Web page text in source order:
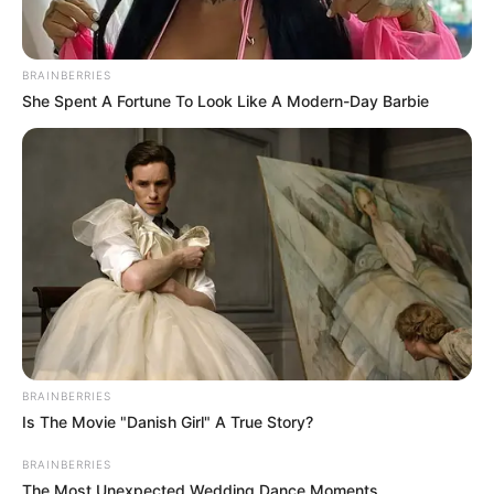
natural para apoyar la salud renal y promover la
desintoxicación.
BRAINBERRIES
She Spent A Fortune To Look Like A Modern-Day Barbie
BRAINBERRIES
Is The Movie "Danish Girl" A True Story?
BRAINBERRIES